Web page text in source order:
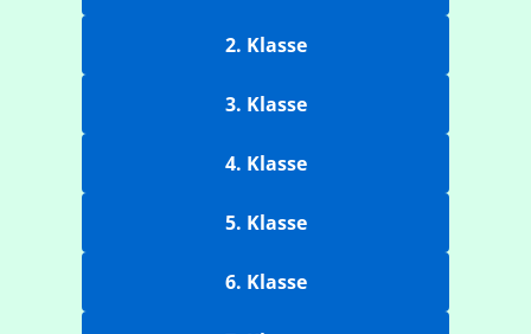
2. Klasse
3. Klasse
4. Klasse
5. Klasse
6. Klasse